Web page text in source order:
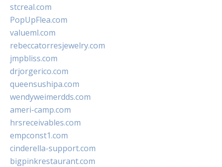
stcreal.com
PopUpFlea.com
valueml.com
rebeccatorresjewelry.com
jmpbliss.com
drjorgerico.com
queensushipa.com
wendyweimerdds.com
ameri-camp.com
hrsreceivables.com
empconst1.com
cinderella-support.com
bigpinkrestaurant.com